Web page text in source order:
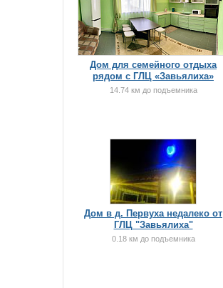
Дом для семейного отдыха
рядом с ГЛЦ «Завьялиха»
14.74 км до подъемника
Дом в д. Первуха недалеко от
ГЛЦ "Завьялиха"
0.18 км до подъемника